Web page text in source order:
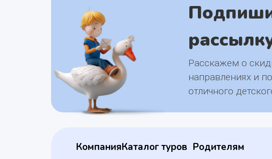
Расскажем о
направлениях и
отличного
КомпанияКаталог туров Родителям